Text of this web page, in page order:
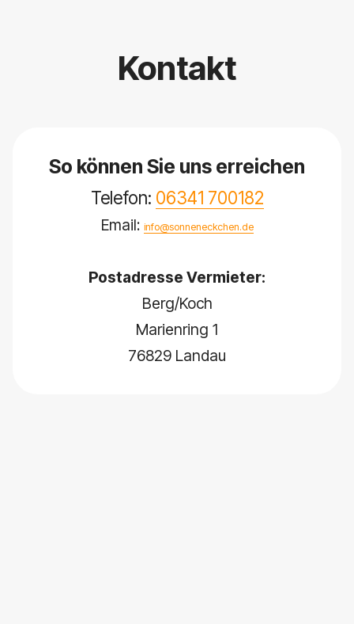
Kontakt
So können Sie uns erreichen
Telefon: 06341 700182
Email: info@sonneneckchen.de
Postadresse Vermieter:
Berg/Koch
Marienring 1
76829 Landau